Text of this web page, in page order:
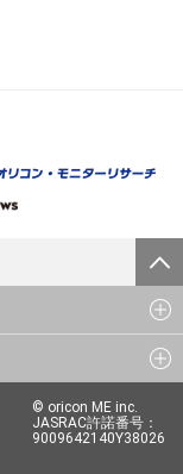
© oricon ME inc.
JASRAC許諾番号：
9009642140Y38026